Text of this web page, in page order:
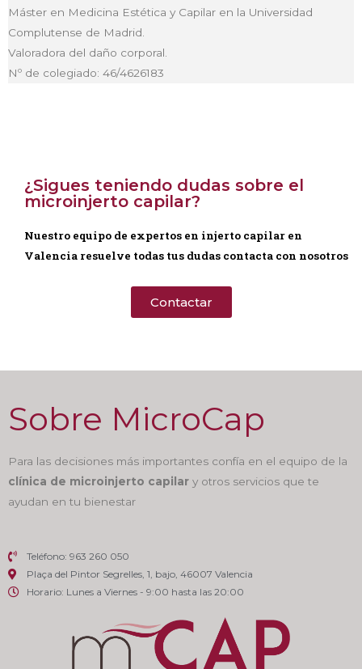
Máster en Medicina Estética y Capilar en la Universidad
Complutense de Madrid.
Valoradora del daño corporal.
Nº de colegiado: 46/4626183
¿Sigues teniendo dudas sobre el
microinjerto capilar?
Nuestro equipo de expertos en injerto capilar en
Valencia resuelve todas tus dudas contacta con nosotros
Contactar
Sobre MicroCap
Para las decisiones más importantes confía en el equipo de la
clínica de microinjerto capilar y otros servicios que te
ayudan en tu bienestar
Teléfono: 963 260 050
Plaça del Pintor Segrelles, 1, bajo, 46007 Valencia
Horario: Lunes a Viernes - 9:00 hasta las 20:00